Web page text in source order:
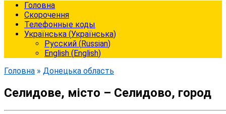
Головна
Cкорочення
Телефонные коды
Українська (Українська)
Русский (Russian)
English (English)
Головна » Донецька область
Селидове, місто – Селидово, город